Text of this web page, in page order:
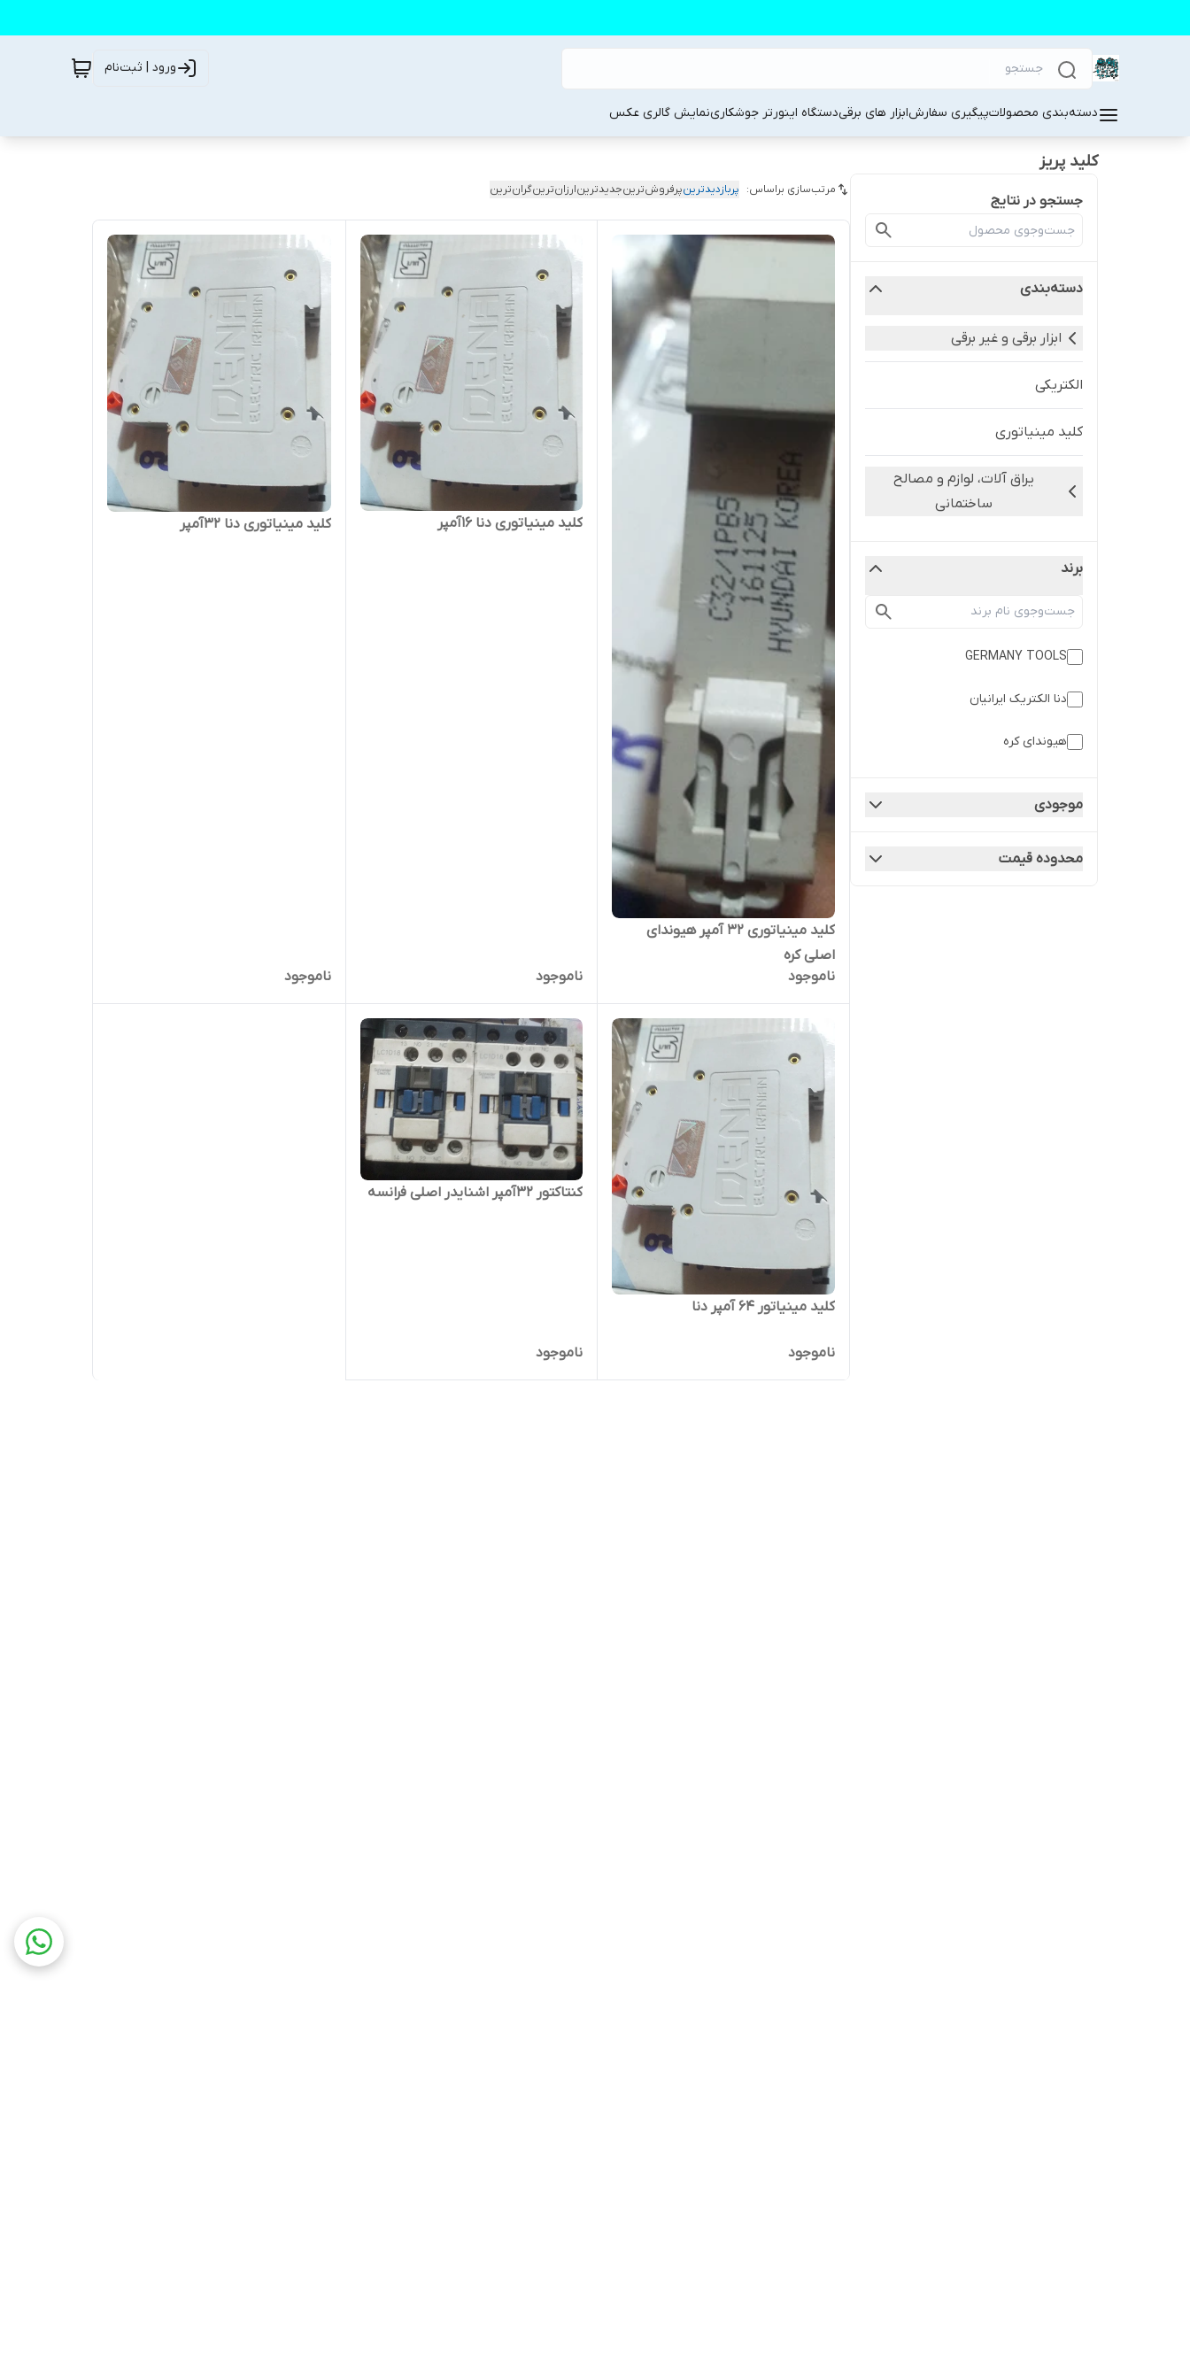
ورود | ثبت‌نام
دسته‌بندی محصولاتپیگیری سفارشابزار های برقیدستگاه اینورتر جوشکارینمایش گالری عکس
کلید پریز
جستجو در نتایج
دسته‌بندی
ابزار برقی و غیر برقی
الکتریکی
کلید مینیاتوری
یراق آلات، لوازم و مصالح
ساختمانی
برند
GERMANY TOOLS
دنا الکتریک ایرانیان
هیوندای کره
موجودی
محدوده قیمت
مرتب‌سازی براساس: پربازدیدترینپرفروش‌ترینجدیدترینارزان‌ترینگران‌ترین
کلید مینیاتوری ۳۲ آمپر هیوندای
اصلی کره
ناموجود
کلید مینیاتوری دنا ۱۶آمپر
ناموجود
کلید مینیاتوری دنا ۳۲آمپر
ناموجود
کلید مینیاتور ۶۴ آمپر دنا
ناموجود
کنتاکتور ۳۲آمپر اشنایدر اصلی فرانسه
ناموجود